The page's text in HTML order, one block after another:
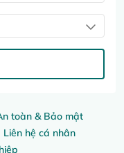
toàn & Bảo mật
Liên hệ cá nhân